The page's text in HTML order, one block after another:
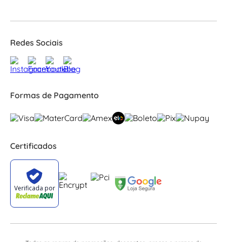
Redes Sociais
Formas de Pagamento
Certificados